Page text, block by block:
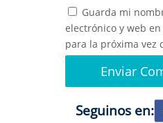
Guarda mi
electrónico y web
para la próxima vez
Seguinos en: